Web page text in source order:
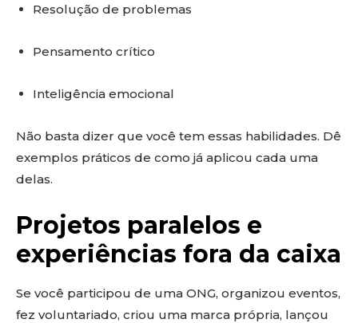
Resolução de problemas
Pensamento crítico
Inteligência emocional
Não basta dizer que você tem essas habilidades. Dê
exemplos práticos de como já aplicou cada uma
delas.
Projetos paralelos e
experiências fora da caixa
Se você participou de uma ONG, organizou eventos,
fez voluntariado, criou uma marca própria, lançou